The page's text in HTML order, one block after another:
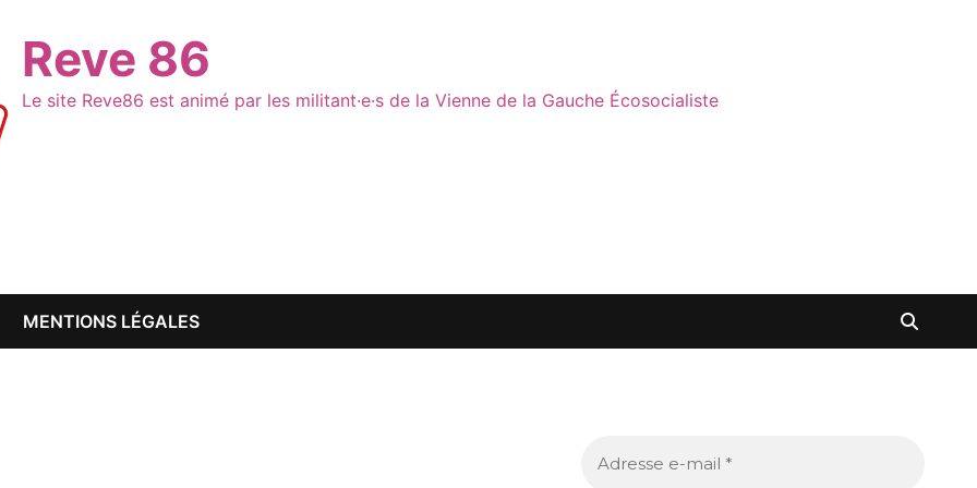
Reve 86
Le site Reve86 est animé par les militant·e·s de la Vienne de la Gauche Écosocialiste
MENTIONS LÉGALES